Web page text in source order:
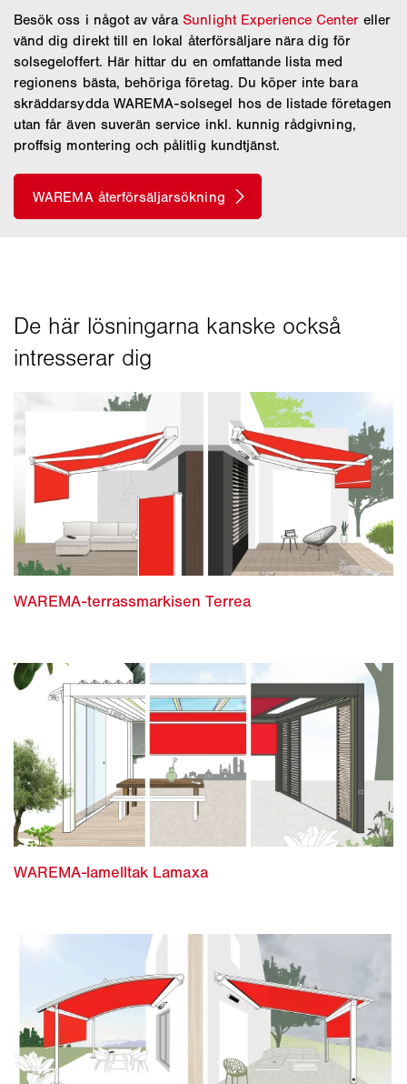
Besök oss i något av våraSunlight Experience Centereller
vänd dig direkt till en lokal återförsäljare nära dig för
solsegeloffert. Här hittar du en omfattande lista med
regionens bästa, behöriga företag. Du köper inte bara
skräddarsydda WAREMA-solsegel hos de listade företagen
utan får även suverän service inkl. kunnig rådgivning,
proffsig montering och pålitlig kundtjänst.